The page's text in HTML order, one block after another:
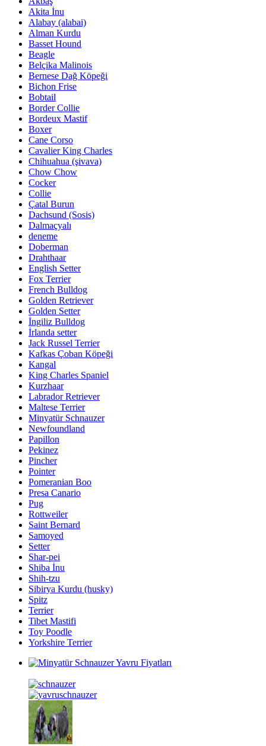
Akita İnu
Alabay (alabai)
Alman Kurdu
Basset Hound
Beagle
Belçika Malinois
Bernese Dağ Köpeği
Bichon Frise
Bobtail
Border Collie
Bordeux Mastif
Boxer
Cane Corso
Cavalier King Charles
Chihuahua (şivava)
Chow Chow
Cocker
Collie
Çatal Burun
Dachsund (Sosis)
Dalmaçyalı
deneme
Doberman
Drahthaar
English Setter
Fox Terrier
French Bulldog
Golden Retriever
Golden Setter
İngiliz Bulldog
İrlanda setter
Jack Russel Terrier
Kafkas Çoban Köpeği
Kangal
King Charles Spaniel
Kurzhaar
Labrador Retriever
Maltese Terrier
Minyatür Schnauzer
Newfoundland
Papillon
Pekinez
Pincher
Pointer
Pomeranian Boo
Presa Canario
Pug
Rottweiler
Saint Bernard
Samoyed
Setter
Shar-pei
Shiba İnu
Shih-tzu
Sibirya Kurdu (husky)
Spitz
Terrier
Tibet Mastifi
Toy Poodle
Yorkshire Terrier